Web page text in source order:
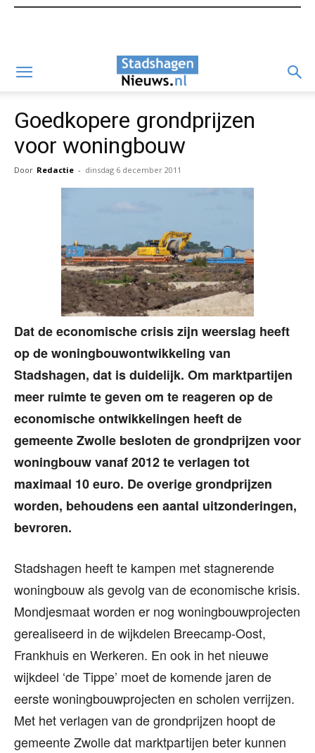
Goedkopere grondprijzen
voor woningbouw
Door Redactie - dinsdag 6 december 2011
Dat de economische crisis zijn weerslag heeft
op de woningbouwontwikkeling van
Stadshagen, dat is duidelijk. Om marktpartijen
meer ruimte te geven om te reageren op de
economische ontwikkelingen heeft de
gemeente Zwolle besloten de grondprijzen voor
woningbouw vanaf 2012 te verlagen tot
maximaal 10 euro. De overige grondprijzen
worden, behoudens een aantal uitzonderingen,
bevroren.
Stadshagen heeft te kampen met stagnerende
woningbouw als gevolg van de economische krisis.
Mondjesmaat worden er nog woningbouwprojecten
gerealiseerd in de wijkdelen Breecamp-Oost,
Frankhuis en Werkeren. En ook in het nieuwe
wijkdeel ‘de Tippe’ moet de komende jaren de
eerste woningbouwprojecten en scholen verrijzen.
Met het verlagen van de grondprijzen hoopt de
gemeente Zwolle dat marktpartijen beter kunnen